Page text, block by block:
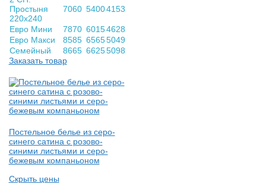
Простыня
220х240
7060 54004153
Евро Мини 7870 60154628
Евро Макси
8585 65655049
Семейный
8665 66255098
Заказать товар
Постельное белье из серо-
синего сатина с розово-
синими листьями и серо-
бежевым компаньоном
Скрыть цены